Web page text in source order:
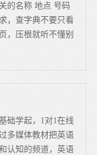
的名称 地点 号码
，查字典不要只看
，压根就听不懂别
础学起，1对1在线
多媒体教材把英语
认知的频道，英语